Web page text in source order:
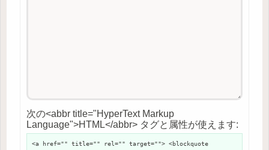
次の<abbr title="HyperText Markup
Language">HTML</abbr> タグと属性が使えます:
<a href="" title="" rel="" target=""> <blockquote